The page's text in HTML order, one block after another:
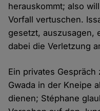
herauskommt; also
Vorfall vertuschen.
gesetzt, auszusagen,
dabei die Verletzung
Ein privates
Gwada in der Kneipe
dienen; Stéphane